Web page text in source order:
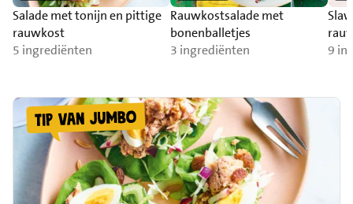
Salade met tonijn en pittige
rauwkost
5 ingrediënten
Rauwkostsalade met
bonenballetjes
3 ingrediënten
9